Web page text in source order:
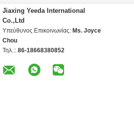
Jiaxing Yeeda International
Co.,Ltd
Υπεύθυνος Επικοινωνίας: Ms. Joyce
Chou
Τηλ.:: 86-18668380852